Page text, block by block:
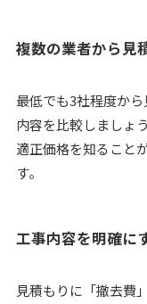
複数の業者から見
最低でも3社程度か
内容を比較しましょう
適正価格を知ること
す。
工事内容を明確に
見積もりに「撤去費